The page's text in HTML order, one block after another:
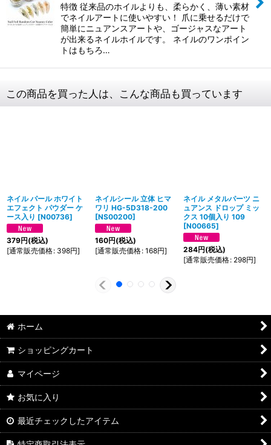
特徴 従来品のホイルよりも、柔らかく、薄い素材
でネイルアートに使いやすい！ 爪に乗せるだけで
簡単にニュアンスアートや、ゴージャスなアート
が出来るネイルホイルです。 ネイルのワンポイン
トはもちろ…
この商品を買った人は、こんな商品も買っています
ネイル パール ホワイト
エフェクト パウダー ケ
ース入り [N00736]
379円(税込)
[通常販売価格: 398円]
ネイルシール 立体 ヒマ
ワリ HG-5D318-200
[NS00200]
160円(税込)
[通常販売価格: 168円]
ネイル メタルパーツ ニ
ュアンス ドロップ ミッ
クス 10個入り 109
[N00665]
284円(税込)
[通常販売価格: 298円]
ホーム
ショッピングカート
マイページ
お気に入り
最近チェックしたアイテム